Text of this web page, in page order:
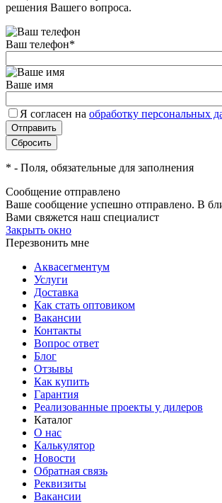
решения Вашего вопроса.
Ваш телефон*
Ваше имя
Я согласен на обработку персональных
* - Поля, обязательные для заполнения
Сообщение отправлено
Ваше сообщение успешно отправлено. В
Вами свяжется наш специалист
Закрыть окно
Перезвонить мне
Аквасегментум
Услуги
Доставка
Как стать оптовиком
Вакансии
Контакты
Вопрос ответ
Блог
Отзывы
Как купить
Гарантия
Реализованные проекты у дилеров
Каталог
О нас
Калькулятор
Новости
Обратная связь
Реквизиты
Вакансии